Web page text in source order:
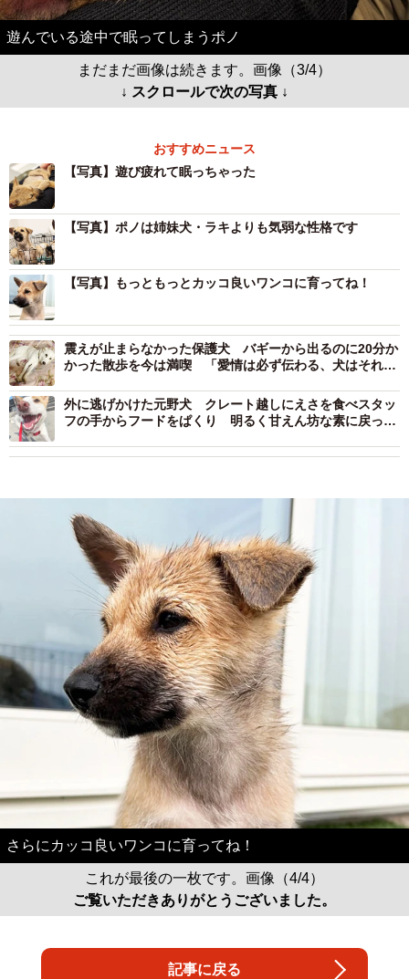
遊んでいる途中で眠ってしまうポノ
まだまだ画像は続きます。画像（3/4）
↓ スクロールで次の写真 ↓
おすすめニュース
【写真】遊び疲れて眠っちゃった
【写真】ポノは姉妹犬・ラキよりも気弱な性格です
【写真】もっともっとカッコ良いワンコに育ってね！
震えが止まらなかった保護犬 バギーから出るのに20分か
かった散歩を今は満喫 「愛情は必ず伝わる、犬はそれに
外に逃げかけた元野犬 クレート越しにえさを食べスタッ
フの手からフードをぱくり 明るく甘えん坊な素に戻って
さらにカッコ良いワンコに育ってね！
これが最後の一枚です。画像（4/4）
ご覧いただきありがとうございました。
記事に戻る